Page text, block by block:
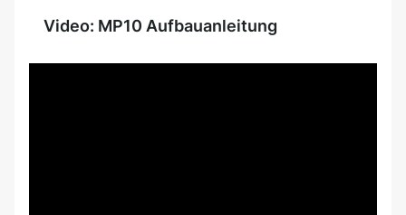
Video: MP10 Aufbauanleitung